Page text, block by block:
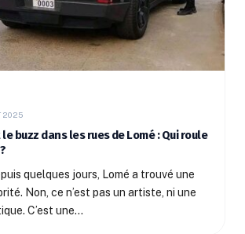
2025
buzz dans les rues de Lomé : Qui roule
quelques jours, Lomé a trouvé une
Non, ce n’est pas un artiste, ni une
C’est une…